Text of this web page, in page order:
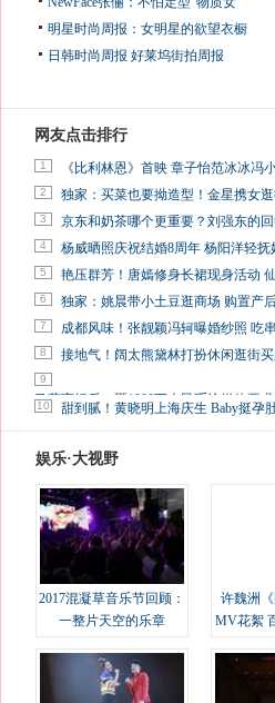
明星时尚周报：女明星的欲望衣橱
日韩时尚周报 好莱坞街拍周报
网友点击排行
1 《比利林恩》首映 章子怡范冰冰冯
2 独家：买菜也要拗造型！金星携女
3 京东和奶茶哪个更重要？刘强东的回
4 杨威晒照庆祝结婚8周年 杨阳洋轻抚
5 艳压群芳！唐嫣修身长裙现身活动
6 独家：姚晨带小土豆逛商场 购置产
7 成都风味！张靓颖冯轲曝婚纱照 吃
8 接地气！阔太熊黛林打扮休闲逛街
9
马蓉离婚后，砸1000万人民币给媒体要求
10 甜到腻！黄晓明上海庆生 Baby挺孕
娱乐·大视野
2017混凝草音乐节回顾：
一整片天空的乐章
许魏洲
MV花絮